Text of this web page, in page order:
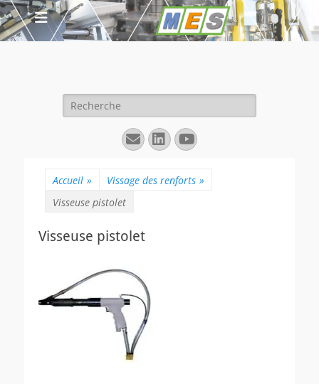
Rechercher :
E-
mail
Linkedin
YouTube
Accueil » Vissage des renforts »
Visseuse pistolet
Visseuse pistolet